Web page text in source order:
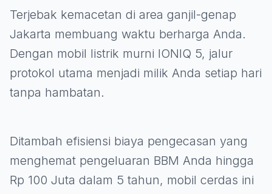
Terjebak kemacetan di area ganjil-genap
Jakarta membuang waktu berharga Anda.
Dengan mobil listrik murni IONIQ 5, jalur
protokol utama menjadi milik Anda setiap hari
tanpa hambatan.
Ditambah efisiensi biaya pengecasan yang
menghemat pengeluaran BBM Anda hingga
Rp 100 Juta dalam 5 tahun, mobil cerdas ini